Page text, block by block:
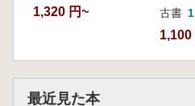
1,320 円~ 古書
1,100
最近見た本